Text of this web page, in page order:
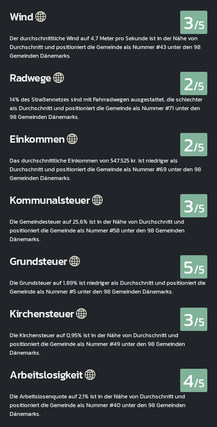
Wind 3/5
Der durchschnittliche Wind auf 4,7 Meter pro Sekunde ist in der Nähe von
Durchschnitt und positioniert die Gemeinde als Nummer #43 unter den 98
Gemeinden Dänemarks.
Radwege 2/5
14% des Straßennetzes sind mit Fahrradwegen ausgestattet, die schlechter
als Durchschnitt und positioniert die Gemeinde als Nummer #71 unter den
98 Gemeinden Dänemarks.
Einkommen 2/5
Das durchschnittliche Einkommen von 547.525 kr. ist niedriger als
Durchschnitt und positioniert die Gemeinde als Nummer #69 unter den 98
Gemeinden Dänemarks.
Kommunalsteuer 3/5
Die Gemeindesteuer auf 25,6% ist in der Nähe von Durchschnitt und
positioniert die Gemeinde als Nummer #58 unter den 98 Gemeinden
Dänemarks.
Grundsteuer 5/5
Die Grundsteuer auf 1,89% ist niedriger als Durchschnitt und positioniert die
Gemeinde als Nummer #5 unter den 98 Gemeinden Dänemarks.
Kirchensteuer 3/5
Die Kirchensteuer auf 0,95% ist in der Nähe von Durchschnitt und
positioniert die Gemeinde als Nummer #49 unter den 98 Gemeinden
Dänemarks.
Arbeitslosigkeit 4/5
Die Arbeitslosenquote auf 2,1% ist in der Nähe von Durchschnitt und
positioniert die Gemeinde als Nummer #40 unter den 98 Gemeinden
Dänemarks.